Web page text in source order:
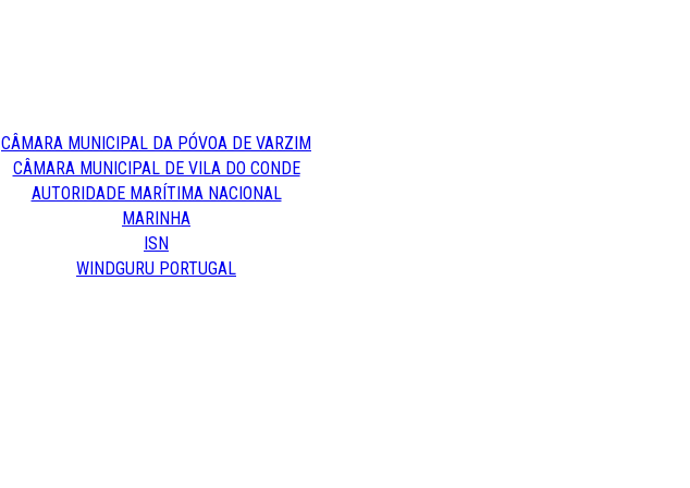
CÂMARA MUNICIPAL DA PÓVOA DE VARZIM
CÂMARA MUNICIPAL DE VILA DO CONDE
AUTORIDADE MARÍTIMA NACIONAL
MARINHA
ISN
WINDGURU PORTUGAL